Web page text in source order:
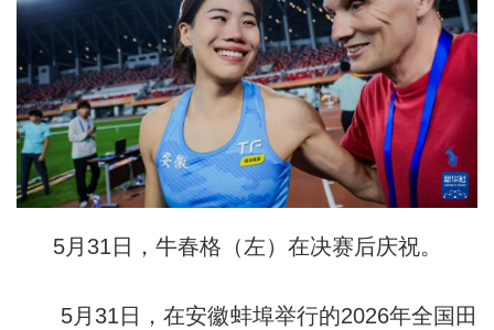
5月31日，牛春格（左）在决赛后庆祝。
5月31日，在安徽蚌埠举行的2026年全国田